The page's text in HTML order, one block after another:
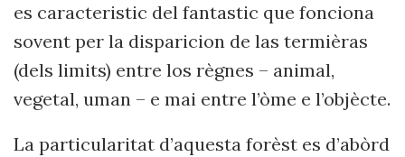
es caracteristic del fantastic que fonciona
sovent per la disparicion de las termièras
(dels limits) entre los règnes – animal,
vegetal, uman – e mai entre l’òme e l’objècte.
La particularitat d’aquesta forèst es d’abòrd